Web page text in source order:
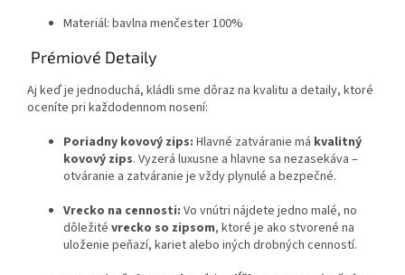
Materiál: bavlna menčester 100%
Prémiové Detaily
Aj keď je jednoduchá, kládli sme dôraz na kvalitu a detaily, ktoré
oceníte pri každodennom nosení:
Poriadny kovový zips: Hlavné zatváranie má kvalitný
kovový zips. Vyzerá luxusne a hlavne sa nezasekáva –
otváranie a zatváranie je vždy plynulé a bezpečné.
Vrecko na cennosti: Vo vnútri nájdete jedno malé, no
dôležité vrecko so zipsom, ktoré je ako stvorené na
uloženie peňazí, kariet alebo iných drobných cenností.